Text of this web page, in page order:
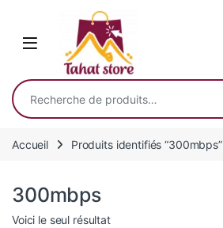
Recherche pour :
Accueil Produits identifiés “300mbps”
300mbps
Voici le seul résultat